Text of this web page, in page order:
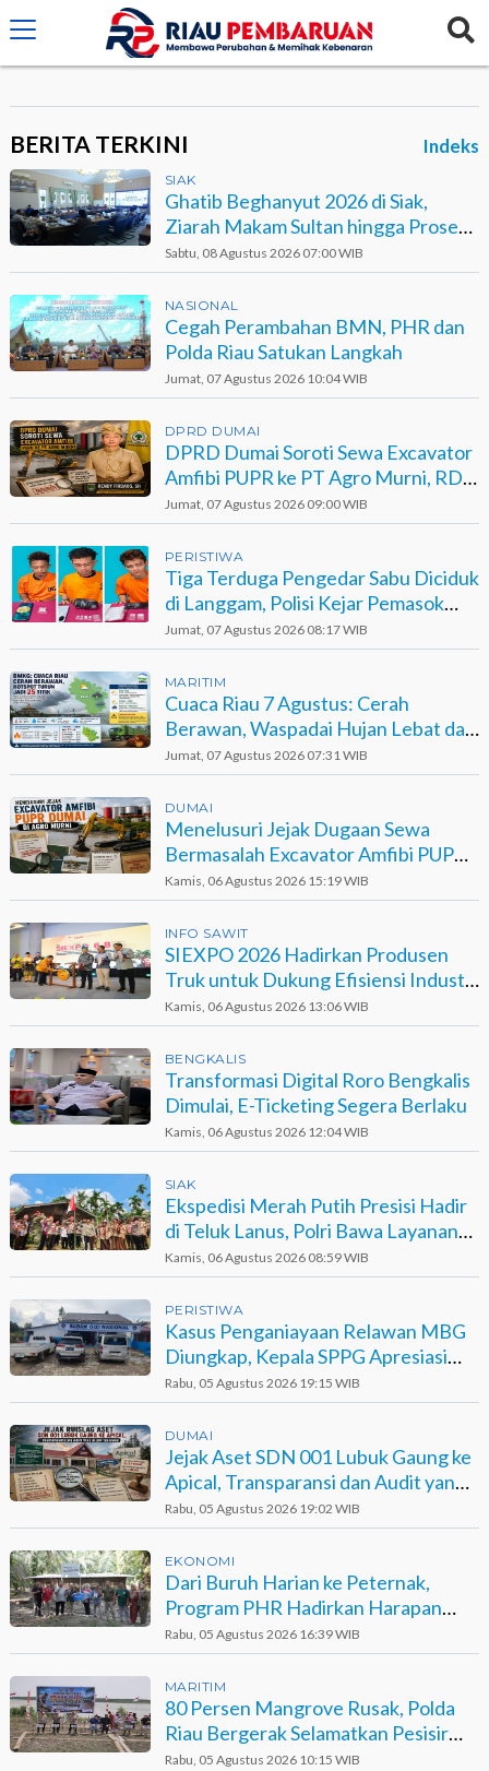
crossorigin="anonymous">
BERITA TERKINI Indeks
SIAK
Ghatib Beghanyut 2026 di Siak,
Ziarah Makam Sultan hingga Prosesi
di Sungai
Sabtu, 08 Agustus 2026 07:00 WIB
NASIONAL
Cegah Perambahan BMN, PHR dan
Polda Riau Satukan Langkah
Jumat, 07 Agustus 2026 10:04 WIB
DPRD DUMAI
DPRD Dumai Soroti Sewa Excavator
Amfibi PUPR ke PT Agro Murni, RDP
Jadi Opsi
Jumat, 07 Agustus 2026 09:00 WIB
PERISTIWA
Tiga Terduga Pengedar Sabu Diciduk
di Langgam, Polisi Kejar Pemasok
Berinisial GA
Jumat, 07 Agustus 2026 08:17 WIB
MARITIM
Cuaca Riau 7 Agustus: Cerah
Berawan, Waspadai Hujan Lebat dan
Petir
Jumat, 07 Agustus 2026 07:31 WIB
DUMAI
Menelusuri Jejak Dugaan Sewa
Bermasalah Excavator Amfibi PUPR
Dumai di Agro Murni
Kamis, 06 Agustus 2026 15:19 WIB
INFO SAWIT
SIEXPO 2026 Hadirkan Produsen
Truk untuk Dukung Efisiensi Industri
Sawit
Kamis, 06 Agustus 2026 13:06 WIB
BENGKALIS
Transformasi Digital Roro Bengkalis
Dimulai, E-Ticketing Segera Berlaku
Kamis, 06 Agustus 2026 12:04 WIB
SIAK
Ekspedisi Merah Putih Presisi Hadir
di Teluk Lanus, Polri Bawa Layanan
dan Harapan
Kamis, 06 Agustus 2026 08:59 WIB
PERISTIWA
Kasus Penganiayaan Relawan MBG
Diungkap, Kepala SPPG Apresiasi
Kinerja Polisi
Rabu, 05 Agustus 2026 19:15 WIB
DUMAI
Jejak Aset SDN 001 Lubuk Gaung ke
Apical, Transparansi dan Audit yang
Belum Terjawab
Rabu, 05 Agustus 2026 19:02 WIB
EKONOMI
Dari Buruh Harian ke Peternak,
Program PHR Hadirkan Harapan
Baru bagi Suku Sakai
Rabu, 05 Agustus 2026 16:39 WIB
MARITIM
80 Persen Mangrove Rusak, Polda
Riau Bergerak Selamatkan Pesisir
Sinaboi
Rabu, 05 Agustus 2026 10:15 WIB